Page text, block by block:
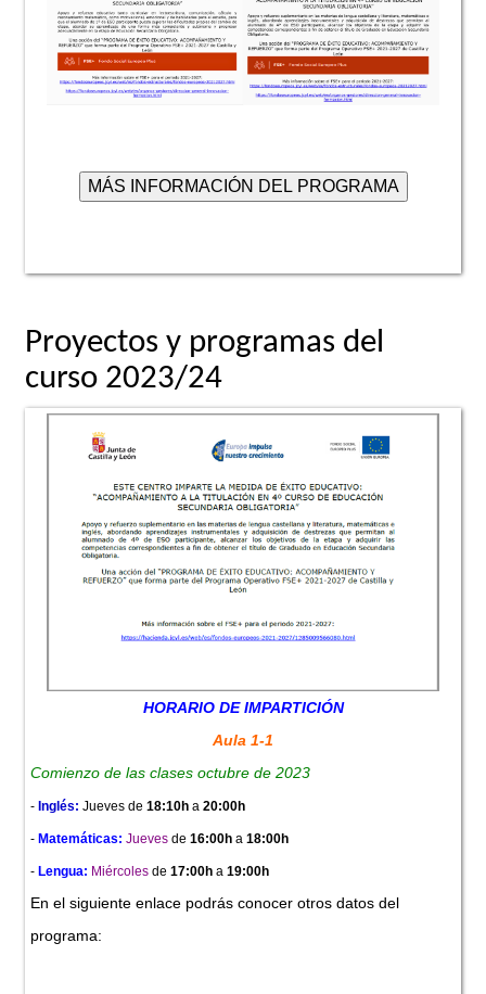
Proyectos y programas del
curso 2023/24
HORARIO DE IMPARTICIÓN
Aula 1-1
Comienzo de las clases octubre de 2023
- Inglés: Jueves de 18:10h a 20:00h
- Matemáticas: Jueves de 16:00h a 18:00h
- Lengua: Miércoles de 17:00h a 19:00h
En el siguiente enlace podrás conocer otros datos del
programa: